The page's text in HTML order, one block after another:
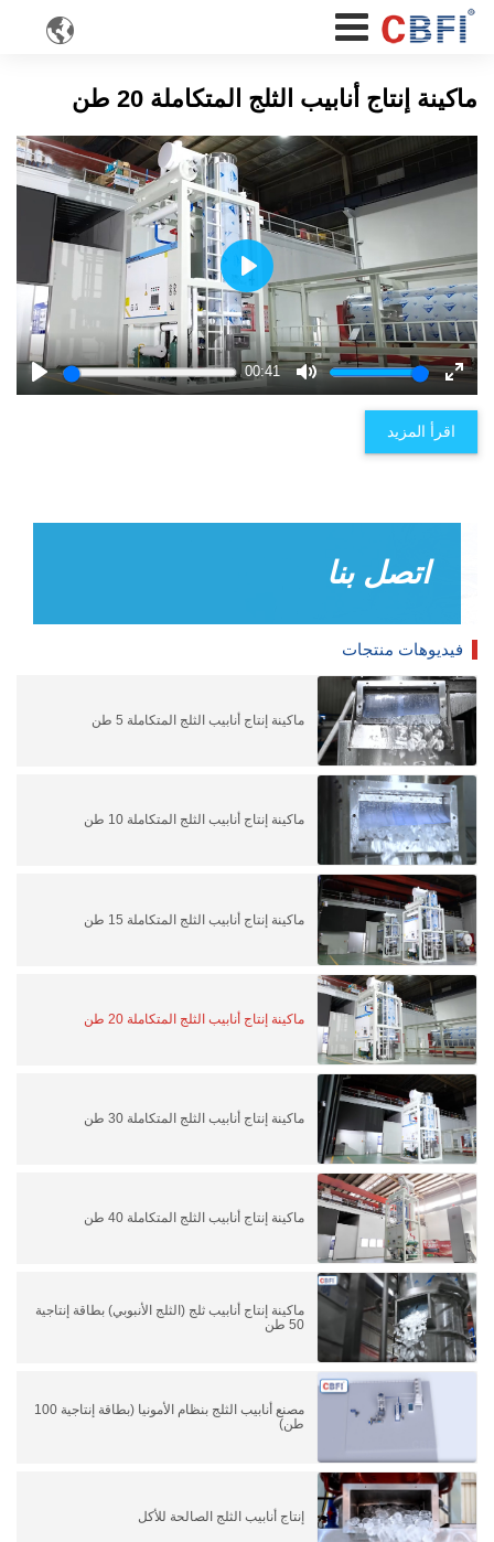

ماكينة إنتاج أنابيب الثلج المتكاملة 20 طن
Play
00:41
Mute
Enter
Play
اقرأ المزيد
اتصل بنا
فيديوهات منتجات
ماكينة إنتاج أنابيب الثلج المتكاملة 5 طن
ماكينة إنتاج أنابيب الثلج المتكاملة 10 طن
ماكينة إنتاج أنابيب الثلج المتكاملة 15 طن
ماكينة إنتاج أنابيب الثلج المتكاملة 20 طن
ماكينة إنتاج أنابيب الثلج المتكاملة 30 طن
ماكينة إنتاج أنابيب الثلج المتكاملة 40 طن
ماكينة إنتاج أنابيب ثلج (الثلج الأنبوبي) بطاقة إنتاجية
50 طن
مصنع أنابيب الثلج بنظام الأمونيا (بطاقة إنتاجية 100
طن)
إنتاج أنابيب الثلج الصالحة للأكل